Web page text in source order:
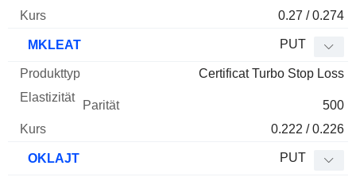
0.27 / 0.274
MKLEAT PUT
Certificat Turbo Stop Loss
500
0.222 / 0.226
OKLAJT PUT